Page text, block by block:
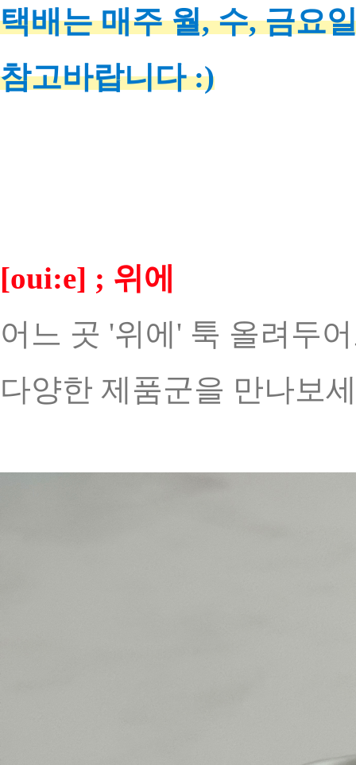
택배는 매주 월, 수, 금요
참고바랍니다 :)
[oui:e] ; 위에
어느 곳 '위에' 툭 올려두
다양한 제품군을 만나보